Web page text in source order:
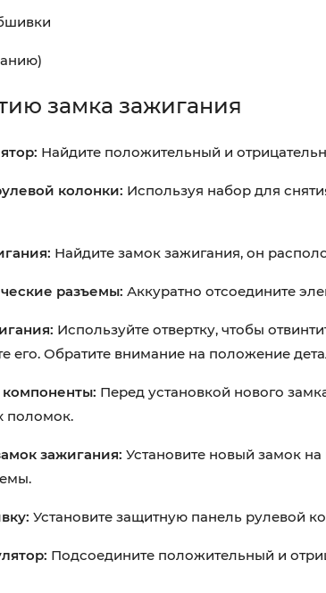
замка зажигания
Найдите положительный и
колонки: Используя набор для
Найдите замок зажигания, он
разъемы: Аккуратно отсоедините
Используйте отвертку, чтобы
его. Обратите внимание на положение
Перед установкой нового
поломок.
зажигания: Установите новый замок
Установите защитную панель рулевой
Подсоедините положительный и